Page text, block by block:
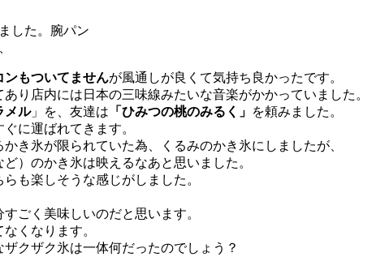
した。腕パン
ンもついてませんが風通しが良くて気持ち良かったです。
り店内には日本の三味線みたいな音楽がかかっていました。
メル」を、友達は 「ひみつの桃のみるく」 を頼みました。
に運ばれてきます。
き氷が限られていた為、くるみのかき氷にしましたが、
）のかき氷は映えるなあと思いました。
も楽しそうな感じがしました。
ごく美味しいのだと思います。
くなります。
クザク氷は一体何だったのでしょう？